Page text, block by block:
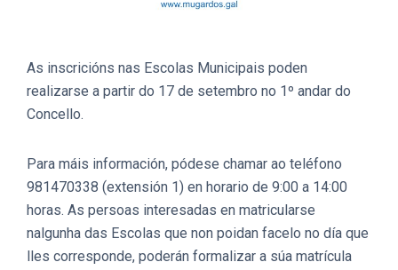
As inscricións nas Escolas Municipais poden
realizarse a partir do 17 de setembro no 1º andar do
Concello.
Para máis información, pódese chamar ao teléfono
981470338 (extensión 1) en horario de 9:00 a 14:00
horas. As persoas interesadas en matricularse
nalgunha das Escolas que non poidan facelo no día que
lles corresponde, poderán formalizar a súa matrícula